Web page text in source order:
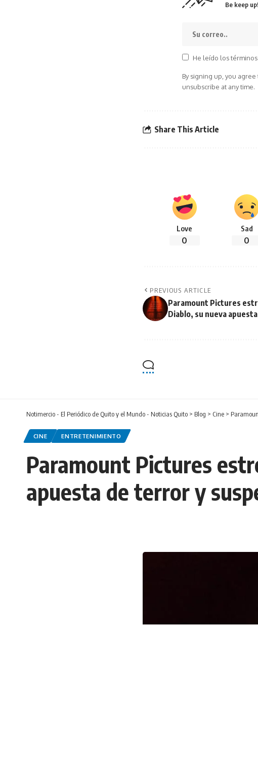
Be keep
He leído los
By signing up, you
unsubscribe at any time.
Share This Article
Love
0
Sad
0
PREVIOUS ARTICLE
Paramount Pictures
Diablo, su nueva
Notimercio - El Periódico de Quito y el Mundo - Noticias Quito > Blog > Cine >
CINE ENTRETENIMIENTO
Paramount Pictures
apuesta de terror y